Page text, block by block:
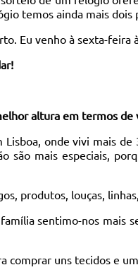
temos ainda mais dois
Eu venho à sexta-
altura em termos de
Lisboa, onde vivi mais
são mais especiais,
produtos, louças,
sentimo-nos mais
comprar uns tecidos e